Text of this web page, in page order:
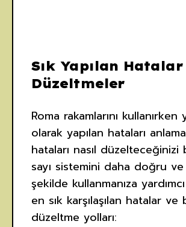
Sık Yapılan
Düzeltmeler
Roma rakamlarını kullanırken
olarak yapılan hataları
hataları nasıl düzelteceğinizi
sayı sistemini daha doğru
şekilde kullanmanıza
en sık karşılaşılan hatalar ve
düzeltme yolları: